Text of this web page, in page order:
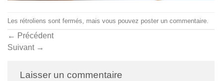
Les rétroliens sont fermés, mais vous pouvez poster un commentaire
← Précédent
Suivant →
Laisser un commentaire